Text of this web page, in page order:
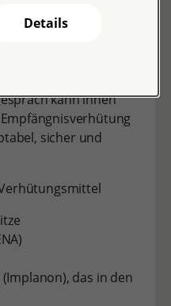
die verschiedenen
und
Vorzüge und
kann ihnen
sicher und
das in den
Details